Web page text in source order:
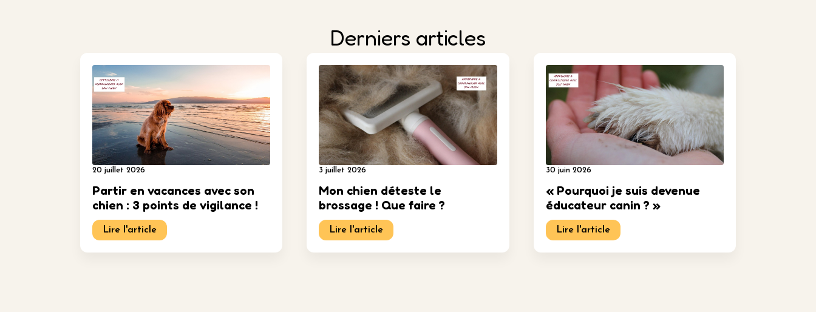
Derniers articles
Partir en vacances avec son
chien : 3 points de vigilance !
20 juillet 2026
Lire l'article
Mon chien déteste le
brossage ! Que faire ?
3 juillet 2026
Lire l'article
« Pourquoi je suis devenue
éducateur canin ? »
30 juin 2026
Lire l'article